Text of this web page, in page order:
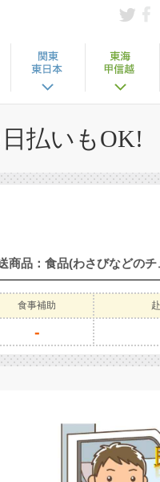
払いもOK!
食事補助
-